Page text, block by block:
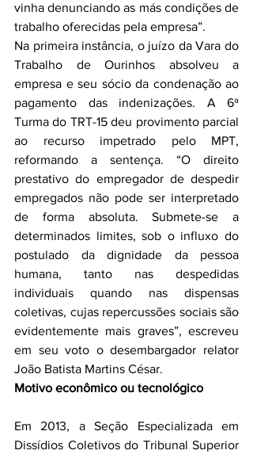
vinha denunciando as más condições de
trabalho oferecidas pela empresa”.
Na primeira instância, o juízo da Vara do
Trabalho de Ourinhos absolveu a
empresa e seu sócio da condenação ao
pagamento das indenizações. A 6ª
Turma do TRT-15 deu provimento parcial
ao recurso impetrado pelo MPT,
reformando a sentença. “O direito
prestativo do empregador de despedir
empregados não pode ser interpretado
de forma absoluta. Submete-se a
determinados limites, sob o influxo do
postulado da dignidade da pessoa
humana, tanto nas despedidas
individuais quando nas dispensas
coletivas, cujas repercussões sociais são
evidentemente mais graves”, escreveu
em seu voto o desembargador relator
João Batista Martins César.
Motivo econômico ou tecnológico
Em 2013, a Seção Especializada em
Dissídios Coletivos do Tribunal Superior